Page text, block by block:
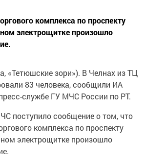
комплекса по проспекту
электрощитке произошло
«Тетюшские зори»). В Челнах из ТЦ
83 человека, сообщили ИА
службе ГУ МЧС России по РТ.
поступило сообщение о том, что
комплекса по проспекту
электрощитке произошло